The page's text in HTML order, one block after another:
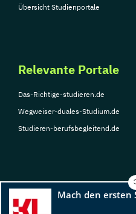
Übersicht Studienportale
Relevante Portale
Das-Richtige-studieren.de
Wegweiser-duales-Studium.de
Studieren-berufsbegleitend.de
© Copyright 2026, TarGroup Media GmbH